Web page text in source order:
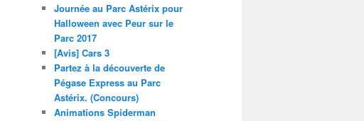
Journée au Parc Astérix pour
Halloween avec Peur sur le
Parc 2017
[Avis] Cars 3
Partez à la découverte de
Pégase Express au Parc
Astérix. (Concours)
Animations Spiderman